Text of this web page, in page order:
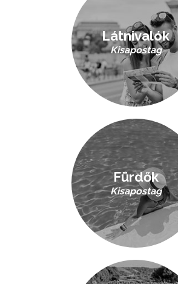
Látnivalók
Kisapostag
Fürdők
Kisapostag